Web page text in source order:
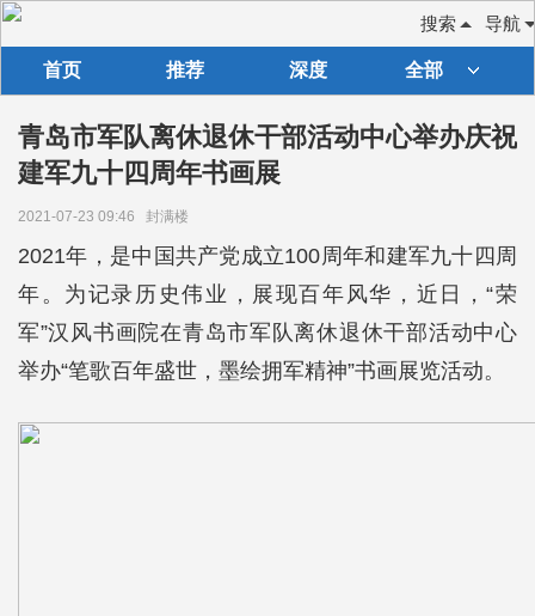
导航
搜索
首页 推荐 深度 全部
青岛市军队离休退休干部活动中心举办庆祝
建军九十四周年书画展
2021-07-23 09:46 封满楼
2021年，是中国共产党成立100周年和建军九十四周
年。为记录历史伟业，展现百年风华，近日，“荣
军”汉风书画院在青岛市军队离休退休干部活动中心
举办“笔歌百年盛世，墨绘拥军精神”书画展览活动。